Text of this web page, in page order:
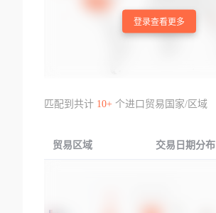
登录查看更多
匹配到共计 10+个进口贸易国家/区域
贸易区域 交易日期分布